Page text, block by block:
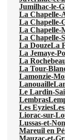
Jumilhac-le-
La Chapelle-
La Chapelle-
La Chapelle-
La Chapelle-
La DouzeLa
La Jemaye-
La
La Tour-
Lamonzie-
Lanouaille
Le Lardin-
Lembras
Les Eyzies
Liorac-sur-
Lussas-et-
Mareuil en
Mauzac-et-